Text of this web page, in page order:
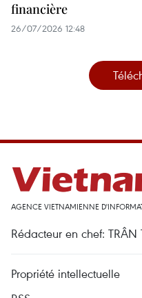
financière
26/07/2026 12:48
AGENCE VIETNAMIENNE
Rédacteur en chef: TRÂN
Propriété intellectuelle